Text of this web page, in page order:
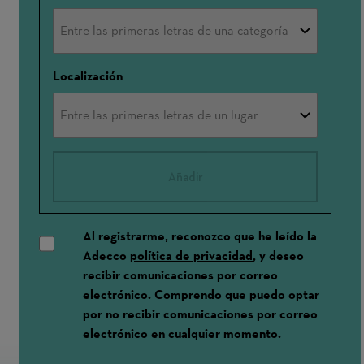
Localización
Al registrarme, reconozco que he leído la
Adecco política de privacidad, y deseo
recibir comunicaciones por correo
electrónico. Comprendo que puedo optar
por no recibir comunicaciones por correo
electrónico en cualquier momento.